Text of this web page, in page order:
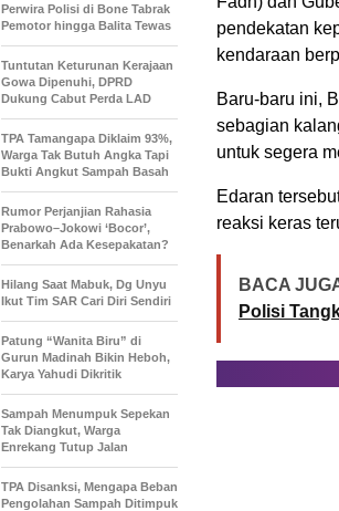
pendekatan
kendaraan
Baru-baru ini,
sebagian
untuk segera
Edaran
reaksi keras
BACA
Polisi
Perwira Polisi di Bone Tabrak
Pemotor hingga Balita Tewas
Tuntutan Keturunan Kerajaan
Gowa Dipenuhi, DPRD
Dukung Cabut Perda LAD
TPA Tamangapa Diklaim 93%,
Warga Tak Butuh Angka Tapi
Bukti Angkut Sampah Basah
Rumor Perjanjian Rahasia
Prabowo–Jokowi ‘Bocor’,
Benarkah Ada Kesepakatan?
Hilang Saat Mabuk, Dg Unyu
Ikut Tim SAR Cari Diri Sendiri
Patung “Wanita Biru” di
Gurun Madinah Bikin Heboh,
Karya Yahudi Dikritik
Sampah Menumpuk Sepekan
Tak Diangkut, Warga
Enrekang Tutup Jalan
TPA Disanksi, Mengapa Beban
Pengolahan Sampah Ditimpuk